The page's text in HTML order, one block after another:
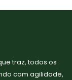
traz, todos os
com agilidade,